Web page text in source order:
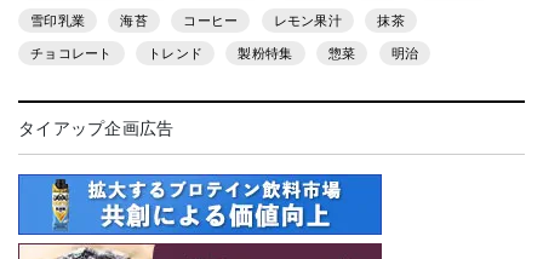
雪印乳業 海苔 コーヒー レモン果汁 抹茶
チョコレート トレンド 製粉特集 惣菜 明治
タイアップ企画広告